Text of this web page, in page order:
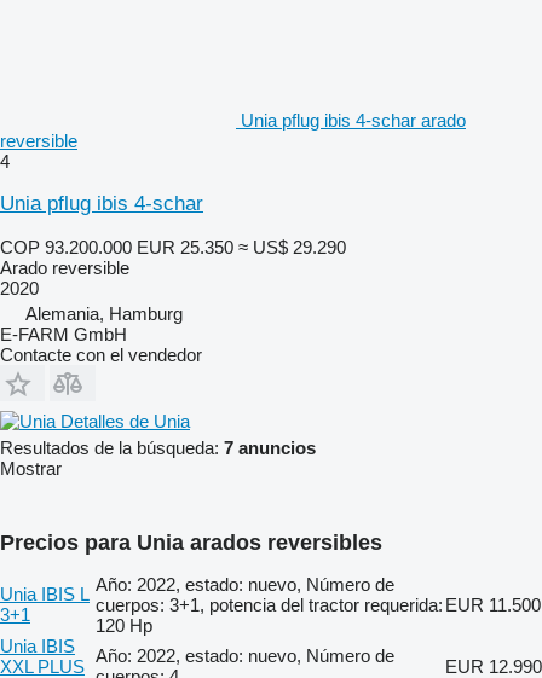
Unia pflug ibis 4-schar arado
reversible
4
Unia pflug ibis 4-schar
COP 93.200.000 EUR 25.350 ≈ US$ 29.290
Arado reversible
2020
Alemania, Hamburg
E-FARM GmbH
Contacte con el vendedor
Detalles de Unia
Resultados de la búsqueda: 7 anuncios
Mostrar
Precios para Unia arados reversibles
Unia IBIS L
3+1
Año: 2022, estado: nuevo, Número de
cuerpos: 3+1, potencia del tractor requerida:
120 Hp
EUR 11.500
Unia IBIS
XXL PLUS
Año: 2022, estado: nuevo, Número de
EUR 12.990